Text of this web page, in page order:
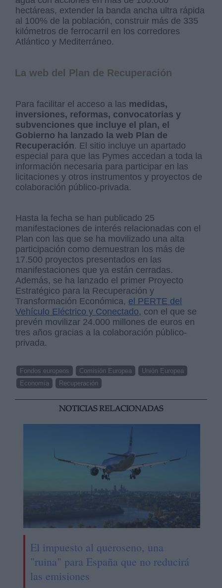
hectáreas, extender la banda ancha ultra rápida
al 100% de la población, construir más de 335
kilómetros de ferrocarril en los corredores
Atlántico y Mediterráneo.
La web del Plan de Recuperación
Para facilitar el acceso a las medidas,
inversiones, reformas, convocatorias y
subvenciones que incluye el plan, el
Gobierno ha lanzado la web Plan de
Recuperación. El sitio incluye un apartado
especial para que las Pymes accedan a toda la
información necesaria para participar en las
licitaciones y otros instrumentos y proyectos de
colaboración público-privada.
Hasta la fecha se han publicado 25
manifestaciones de interés relacionadas con el
Plan con las que se ha movilizado una alta
participación como demuestran los más de
17.500 proyectos presentados en las
manifestaciones que ya están cerradas.
Además, se ha lanzado el primer Proyecto
Estratégico para la Recuperación y
Transformación Económica, el PERTE del
Vehículo Eléctrico y Conectado, con el que se
prevén movilizar 24.000 millones de euros en
tres años gracias a la colaboración público-
privada.
Fondos europeos Comisión Europea
Unión Europea
Economía
Recuperación
NOTICIAS RELACIONADAS
El impuesto al queroseno, una
"ruina" para España que no reducirá
las emisiones